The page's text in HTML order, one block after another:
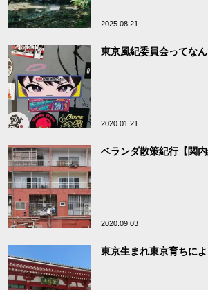
2025.08.21
東京風紀委員会ってなん
2020.01.21
ベランダ散策紀行【関内
2020.09.03
東京生まれ東京育ちに